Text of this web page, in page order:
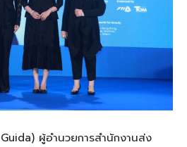
ผู้อำนวยการสำนักงานส่ง